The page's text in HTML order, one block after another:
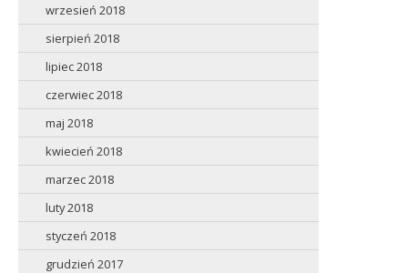
wrzesień 2018
sierpień 2018
lipiec 2018
czerwiec 2018
maj 2018
kwiecień 2018
marzec 2018
luty 2018
styczeń 2018
grudzień 2017